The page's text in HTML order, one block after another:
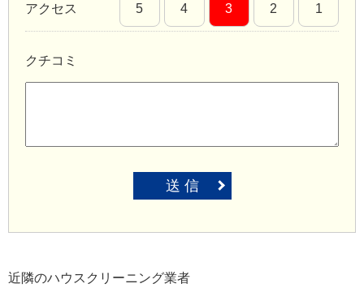
アクセス 5 4 3 2 1
クチコミ
送 信
近隣のハウスクリーニング業者